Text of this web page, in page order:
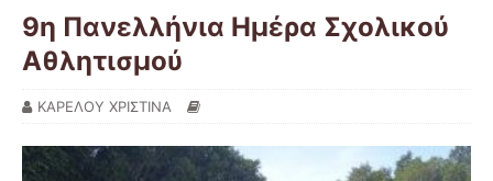
9η Πανελλήνια Ημέρα Σχολικού
Αθλητισμού
ΚΑΡΕΛΟΥ ΧΡΙΣΤΙΝΑ